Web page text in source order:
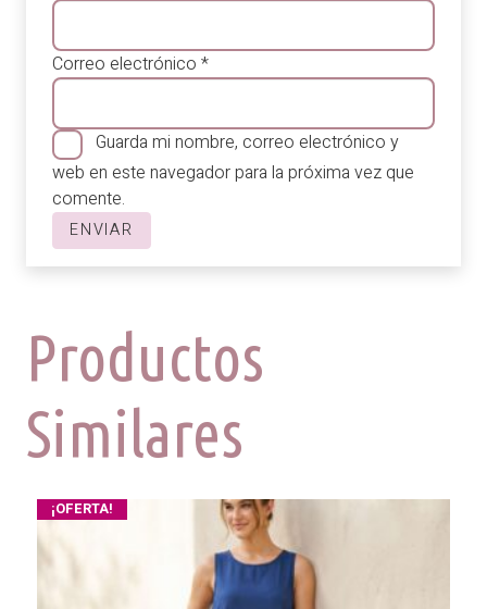
Correo electrónico *
Guarda mi nombre, correo electrónico y
web en este navegador para la próxima vez que
comente.
Productos
Similares
¡OFERTA!